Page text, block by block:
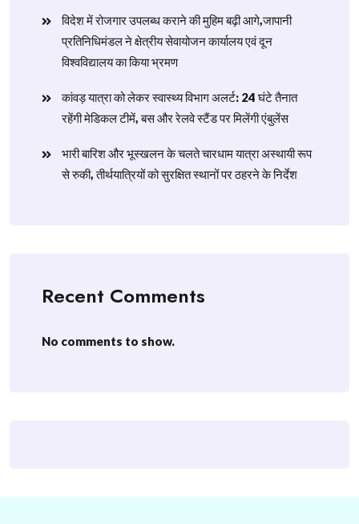
विदेश में रोजगार उपलब्ध कराने की मुहिम बढ़ी आगे,जापानी
प्रतिनिधिमंडल ने क्षेत्रीय सेवायोजन कार्यालय एवं दून
विश्वविद्यालय का किया भ्रमण
​कांवड़ यात्रा को लेकर स्वास्थ्य विभाग अलर्ट: 24 घंटे तैनात
रहेंगी मेडिकल टीमें, बस और रेलवे स्टैंड पर मिलेंगी एंबुलेंस
​भारी बारिश और भूस्खलन के चलते चारधाम यात्रा अस्थायी रूप
से रुकी, तीर्थयात्रियों को सुरक्षित स्थानों पर ठहरने के निर्देश
Recent Comments
No comments to show.